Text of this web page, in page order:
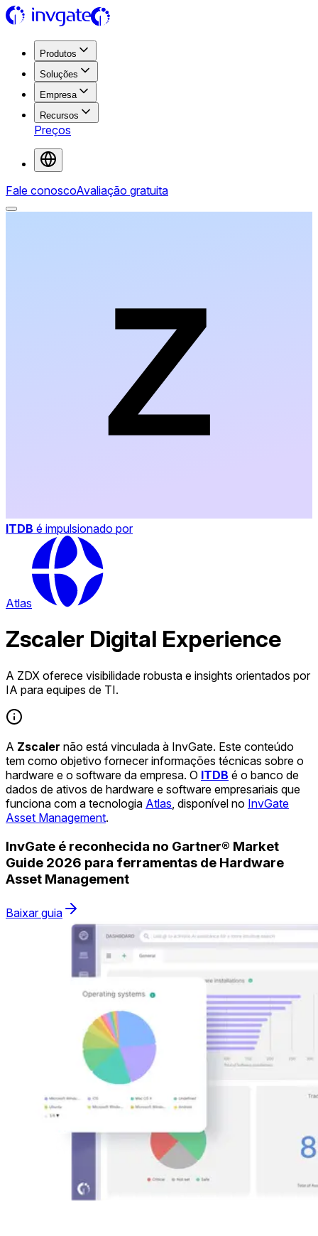
Produtos
Soluções
Empresa
Recursos
Preços
Fale conoscoAvaliação gratuita
ITDB é impulsionado por
Atlas
Zscaler Digital Experience
A ZDX oferece visibilidade robusta e insights orientados por
IA para equipes de TI.
A Zscaler não está vinculada à InvGate. Este conteúdo
tem como objetivo fornecer informações técnicas sobre o
hardware e o software da empresa. O ITDB é o banco de
dados de ativos de hardware e software empresariais que
funciona com a tecnologia Atlas , disponível no InvGate
Asset Management.
InvGate é reconhecida no Gartner® Market
Guide 2026 para ferramentas de Hardware
Asset Management
Baixar guia